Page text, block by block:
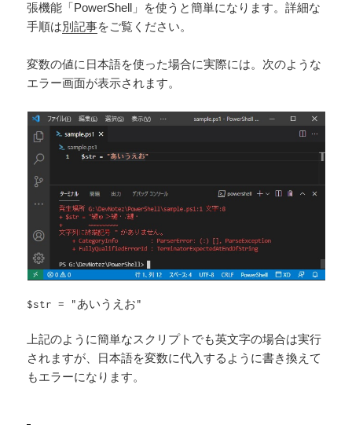
張機能「PowerShell」を使うと簡単になります。詳細な
手順は別記事をご覧ください。
変数の値に日本語を使った場合に実際には。次のような
エラー画面が表示されます。
$str = "あいうえお"
上記のように簡単なスクリプトでも英文字の場合は実行
されますが、日本語を変数に代入するように書き換えて
もエラーになります。